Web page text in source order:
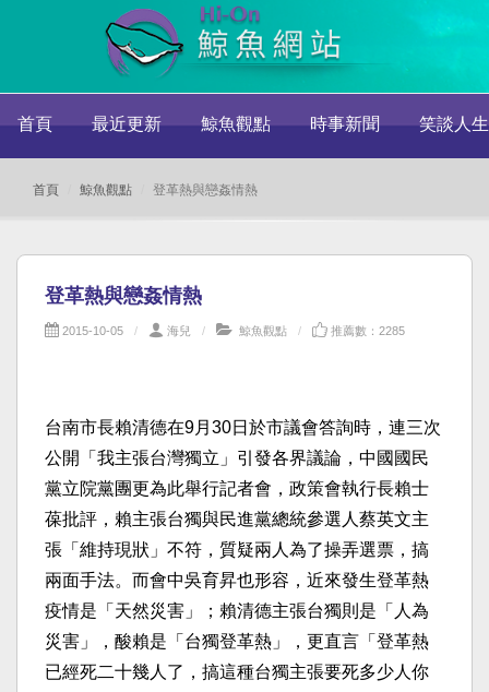
首頁 最近更新 鯨魚觀點 時事新聞 笑談人生
首頁 鯨魚觀點 登革熱與戀姦情熱
登革熱與戀姦情熱
2015-10-05 海兒 鯨魚觀點 推薦數：2285
台南市長賴清德在9月30日於市議會答詢時，連三次
公開「我主張台灣獨立」引發各界議論，中國國民
黨立院黨團更為此舉行記者會，政策會執行長賴士
葆批評，賴主張台獨與民進黨總統參選人蔡英文主
張「維持現狀」不符，質疑兩人為了操弄選票，搞
兩面手法。而會中吳育昇也形容，近來發生登革熱
疫情是「天然災害」；賴清德主張台獨則是「人為
災害」，酸賴是「台獨登革熱」，更直言「登革熱
已經死二十幾人了，搞這種台獨主張要死多少人你